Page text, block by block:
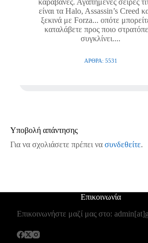
καραβάνες. Αγαπημένες σειρές
είναι τα Halo, Assassin’s Creed
ξεκινά με Forza... οπότε
καταλάβετε προς ποιο
συγκλίνει....
ΆΡΘΡΑ: 5531
Υποβολή απάντησης
Για να σχολιάσετε πρέπει να συνδεθείτε.
Επικοινωνία
Επικοινωνήστε μαζί μας στο: